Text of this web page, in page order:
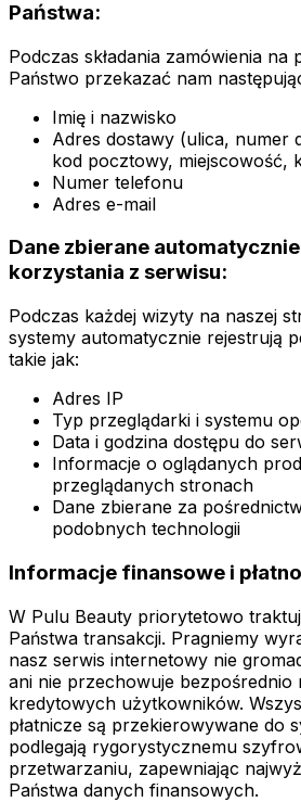
Państwa:
Podczas składania zamówienia na
Państwo przekazać nam
Imię i nazwisko
Adres dostawy (ulica, numer
kod pocztowy, miejscowość,
Numer telefonu
Adres e-mail
Dane zbierane
korzystania z serwisu:
Podczas każdej wizyty na naszej
systemy automatycznie rejestrują
takie jak:
Adres IP
Typ przeglądarki i systemu
Data i godzina dostępu do
Informacje o oglądanych
przeglądanych stronach
Dane zbierane za
podobnych technologii
Informacje finansowe i
W Pulu Beauty priorytetowo
Państwa transakcji. Pragniemy
nasz serwis internetowy nie
ani nie przechowuje
kredytowych użytkowników.
płatnicze są przekierowywane do
podlegają rygorystycznemu
przetwarzaniu, zapewniając
Państwa danych finansowych.